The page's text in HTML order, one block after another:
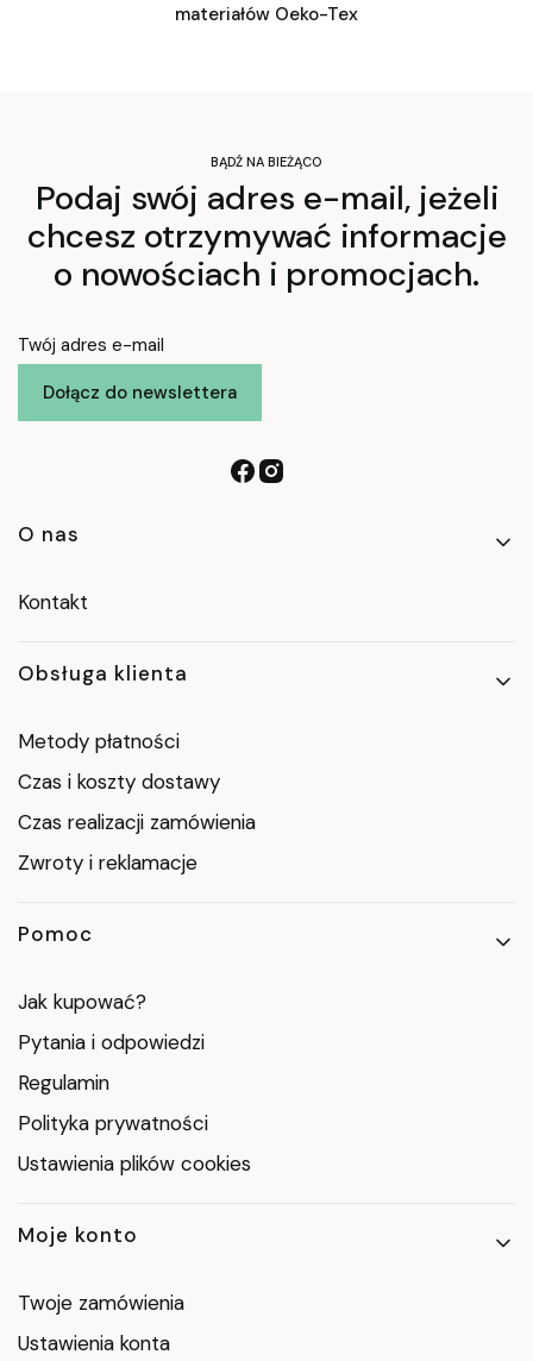
materiałów Oeko-Tex
BĄDŹ NA BIEŻĄCO
Podaj swój adres e-mail, jeżeli
chcesz otrzymywać informacje
o nowościach i promocjach.
Twój adres e-mail
Dołącz do newslettera
Linki w stopce
O nas
Kontakt
Obsługa klienta
Metody płatności
Czas i koszty dostawy
Czas realizacji zamówienia
Zwroty i reklamacje
Pomoc
Jak kupować?
Pytania i odpowiedzi
Regulamin
Polityka prywatności
Ustawienia plików cookies
Moje konto
Twoje zamówienia
Ustawienia konta